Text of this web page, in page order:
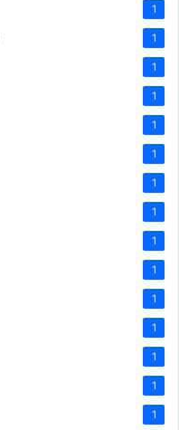
1
1
1
1
1
1
1
1
1
1
1
1
1
1
1